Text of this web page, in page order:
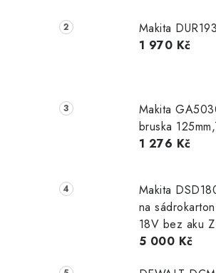
Makita
1 970 Kč
Makita
bruska
1 276 Kč
Makita
na
18V bez aku Z
5 000 Kč